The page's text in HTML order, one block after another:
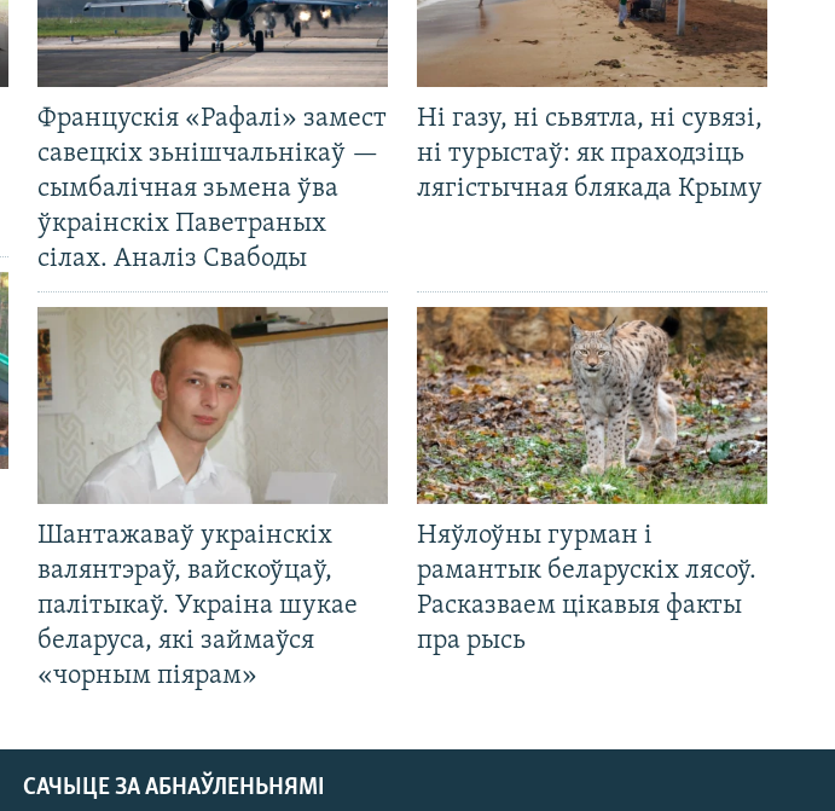
Францускія «Рафалі» замест
савецкіх зьнішчальнікаў —
сымбалічная зьмена ўва
ўкраінскіх Паветраных
сілах. Аналіз Свабоды
Ні газу, ні сьвятла, ні сувязі,
ні турыстаў: як праходзіць
лягістычная блякада Крыму
Шантажаваў украінскіх
валянтэраў, вайскоўцаў,
палітыкаў. Украіна шукае
беларуса, які займаўся
«чорным піярам»
Няўлоўны гурман і
рамантык беларускіх лясоў.
Расказваем цікавыя факты
пра рысь
САЧЫЦЕ ЗА АБНАЎЛЕНЬНЯМІ